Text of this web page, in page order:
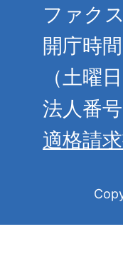
ファク
開庁時
（土曜
法人番
適格請